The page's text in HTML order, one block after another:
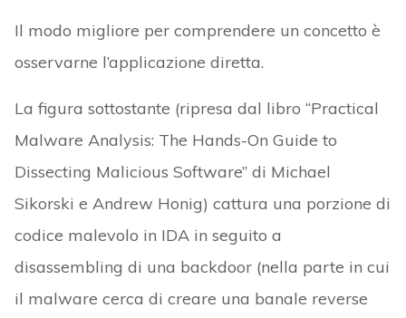
Il modo migliore per comprendere un concetto è
osservarne l’applicazione diretta.
La figura sottostante (ripresa dal libro “Practical
Malware Analysis: The Hands-On Guide to
Dissecting Malicious Software” di Michael
Sikorski e Andrew Honig) cattura una porzione di
codice malevolo in IDA in seguito a
disassembling di una backdoor (nella parte in cui
il malware cerca di creare una banale reverse